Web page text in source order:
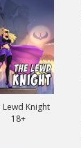
Lewd Knight
18+